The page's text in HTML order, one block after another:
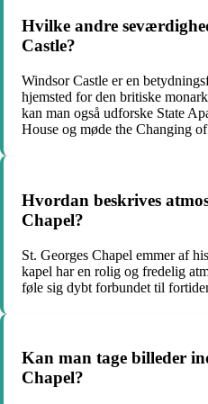
Hvilke andre
Castle?
Windsor Castle er en
hjemsted for den britiske
kan man også udforske State
House og møde the Changing
Hvordan beskrives
Chapel?
St. Georges Chapel emmer af
kapel har en rolig og fredelig
føle sig dybt forbundet til
Kan man tage billeder
Chapel?